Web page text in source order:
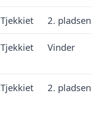
Tjekkiet 2. pladsen
Tjekkiet Vinder
Tjekkiet 2. pladsen